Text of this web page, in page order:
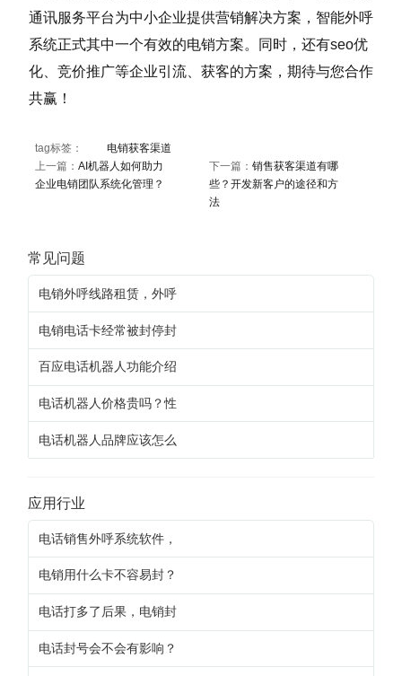
通讯服务平台为中小企业提供营销解决方案，智能外呼
系统正式其中一个有效的电销方案。同时，还有seo优
化、竞价推广等企业引流、获客的方案，期待与您合作
共赢！
tag标签： 电销获客渠道
上一篇： AI机器人如何助力
企业电销团队系统化管理？
下一篇： 销售获客渠道有哪
些？开发新客户的途径和方
法
常见问题
电销外呼线路租赁，外呼
电销电话卡经常被封停封
百应电话机器人功能介绍
电话机器人价格贵吗？性
电话机器人品牌应该怎么
应用行业
电话销售外呼系统软件，
电销用什么卡不容易封？
电话打多了后果，电销封
电话封号会不会有影响？